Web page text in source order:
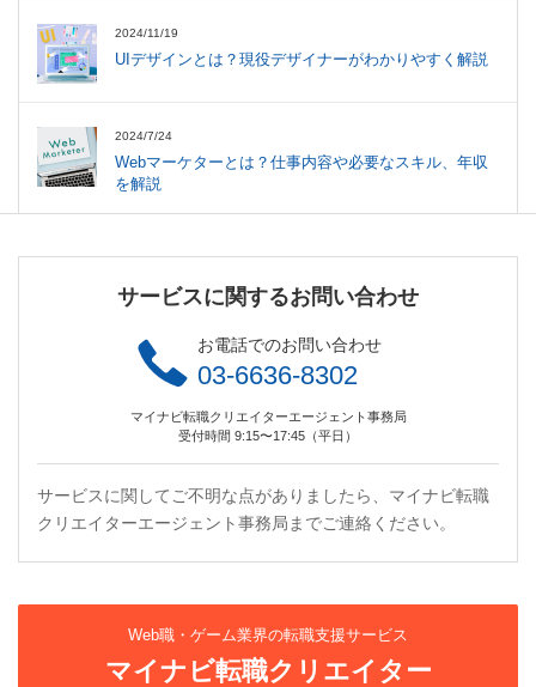
2024/11/19
UIデザインとは？現役デザイナーがわかりやすく解説
2024/7/24
Webマーケターとは？仕事内容や必要なスキル、年収
を解説
サービスに関するお問い合わせ
お電話でのお問い合わせ
03-6636-8302
マイナビ転職クリエイターエージェント事務局
受付時間 9:15〜17:45（平日）
サービスに関してご不明な点がありましたら、マイナビ転職
クリエイターエージェント事務局までご連絡ください。
Web職・ゲーム業界の転職支援サービス
マイナビ転職クリエイター